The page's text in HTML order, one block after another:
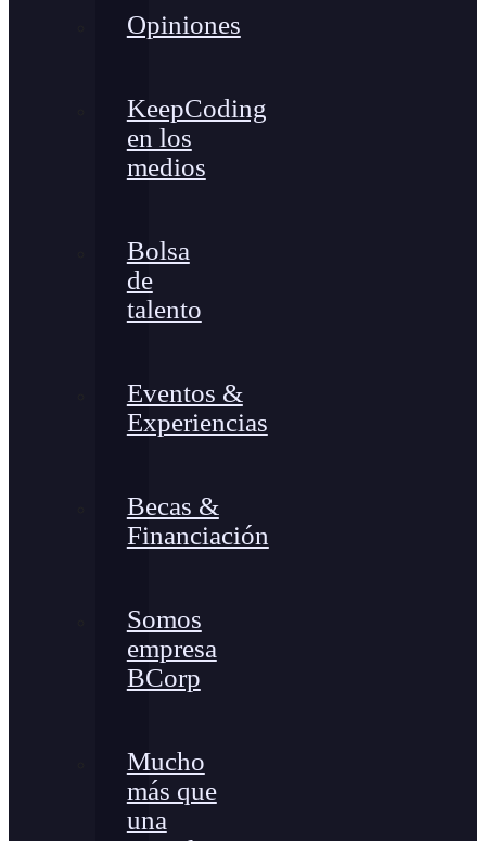
Opiniones
KeepCoding
en los
medios
Bolsa
de
talento
Eventos &
Experiencias
Becas &
Financiación
Somos
empresa
BCorp
Mucho
más que
una